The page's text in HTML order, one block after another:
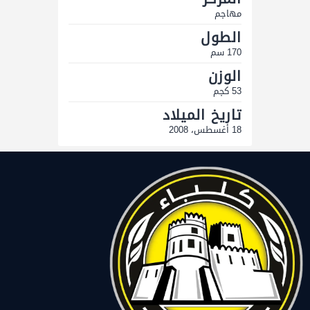
مهاجم
الطول
170 سم
الوزن
53 كجم
تاريخ الميلاد
18 أغسطس، 2008